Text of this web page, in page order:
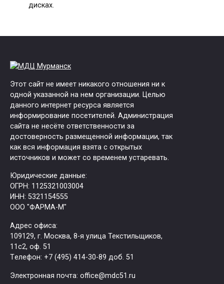
дисках.
Этот сайт не имеет никакого отношения ни к
одной указанной на нем организации. Целью
данного интернет ресурса является
информирование посетителей. Администрация
сайта не несёте ответственности за
достоверность размещенной информации, так
как вся информация взята с открытых
источников и может со временем устаревать.
Юридические данные:
ОГРН: 1125321003004
ИНН: 5321154555
ООО "ФАРМА-М"
Адрес офиса:
109129, г. Москва, ​8-я улица Текстильщиков,
11с2, оф. 51
Tелефон: +7 (495) 414-30-89 доб. 51
Электронная почта: office@mdc51.ru